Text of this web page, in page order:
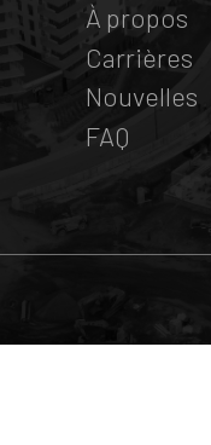
À propos
Carrières
Nouvelles
FAQ